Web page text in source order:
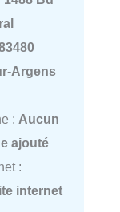
Argens
: Aucun
ajouté
:
internet